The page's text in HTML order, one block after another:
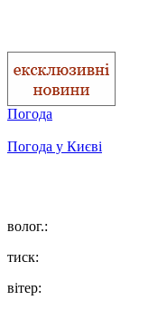
Погода
Погода у Києві
волог.:
тиск:
вітер: